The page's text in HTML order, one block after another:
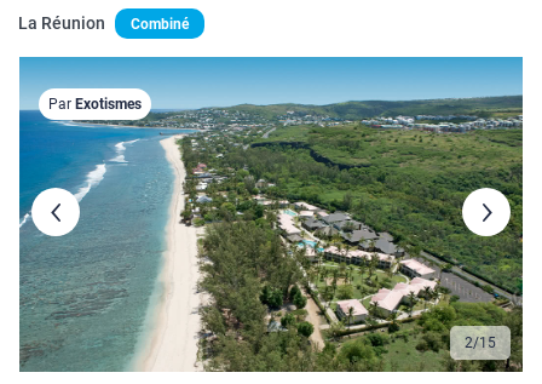
La Réunion Combiné
Par Exotismes